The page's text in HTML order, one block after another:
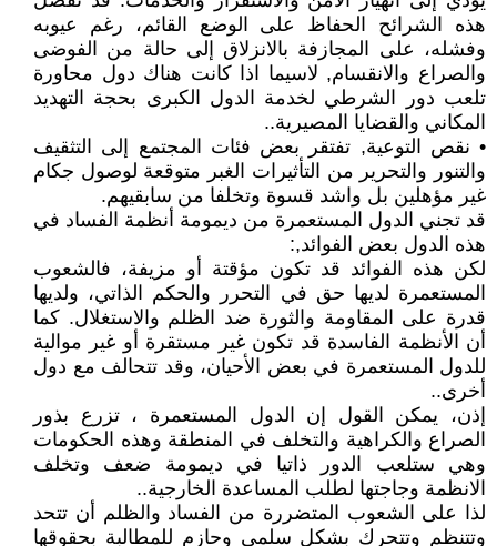
هذه الشرائح الحفاظ على الوضع القائم، رغم عيوبه
وفشله، على المجازفة بالانزلاق إلى حالة من الفوضى
والصراع والانقسام, لاسيما اذا كانت هناك دول محاورة
تلعب دور الشرطي لخدمة الدول الكبرى بحجة التهديد
المكاني والقضايا المصيرية..
• نقص التوعية, تفتقر بعض فئات المجتمع إلى التثقيف
والتنور والتحرير من التأثيرات الغبر متوقعة لوصول جكام
غير مؤهلين بل واشد قسوة وتخلفا من سابقيهم.
قد تجني الدول المستعمرة من ديمومة أنظمة الفساد في
هذه الدول بعض الفوائد,:
لكن هذه الفوائد قد تكون مؤقتة أو مزيفة، فالشعوب
المستعمرة لديها حق في التحرر والحكم الذاتي، ولديها
قدرة على المقاومة والثورة ضد الظلم والاستغلال. كما
أن الأنظمة الفاسدة قد تكون غير مستقرة أو غير موالية
للدول المستعمرة في بعض الأحيان، وقد تتحالف مع دول
أخرى..
إذن، يمكن القول إن الدول المستعمرة ، تزرع بذور
الصراع والكراهية والتخلف في المنطقة وهذه الحكومات
وهي ستلعب الدور ذاتيا في ديمومة ضعف وتخلف
الانظمة وجاجتها لطلب المساعدة الخارجية..
لذا على الشعوب المتضررة من الفساد والظلم أن تتحد
وتتنظم وتتحرك بشكل سلمي وحازم للمطالبة بحقوقها